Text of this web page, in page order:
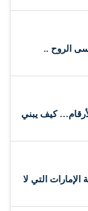
الروح ..
كيف يبني
الإمارات التي لا